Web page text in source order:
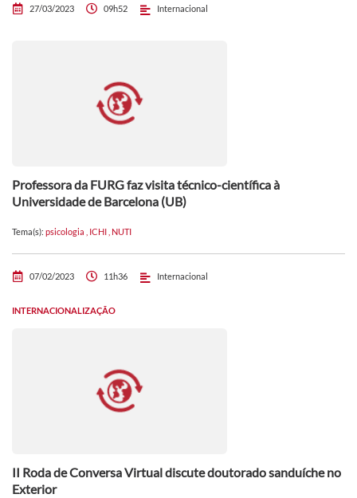
27/03/2023 09h52 Internacional
Professora da FURG faz visita técnico-científica à
Universidade de Barcelona (UB)
Tema(s): psicologia ICHI NUTI
07/02/2023 11h36 Internacional
INTERNACIONALIZAÇÃO
II Roda de Conversa Virtual discute doutorado sanduíche no
Exterior